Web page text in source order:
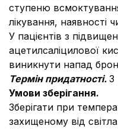
ступеню
лікування, наявності
У пацієнтів з
ацетилсаліцилової
виникнути напад
Термін придатності. 3
Умови зберігання.
Зберігати при
захищеному від світла